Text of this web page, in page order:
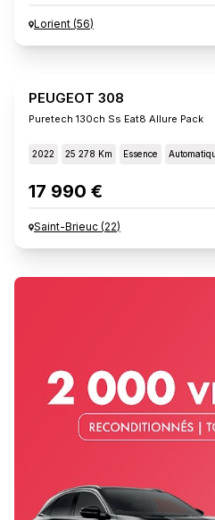
Lorient (56)
PEUGEOT 308
Puretech 130ch Ss Eat8 Allure Pack
2022 25 278 Km Essence
17 990 €
Saint-Brieuc (22)